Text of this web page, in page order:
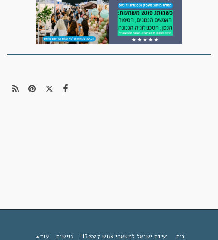
בית ועידת ישראל למשאבי אנוש HR2027 נגישות עוד